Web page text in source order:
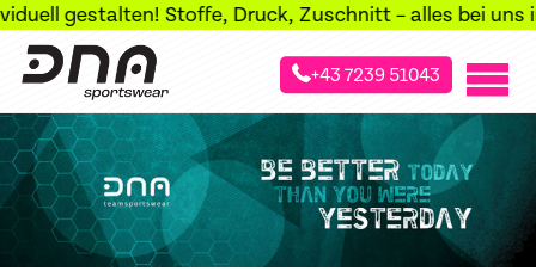
gestalten! Stoffe, Druck, Zuschnitt – alles bei uns im
+43 7239 51043